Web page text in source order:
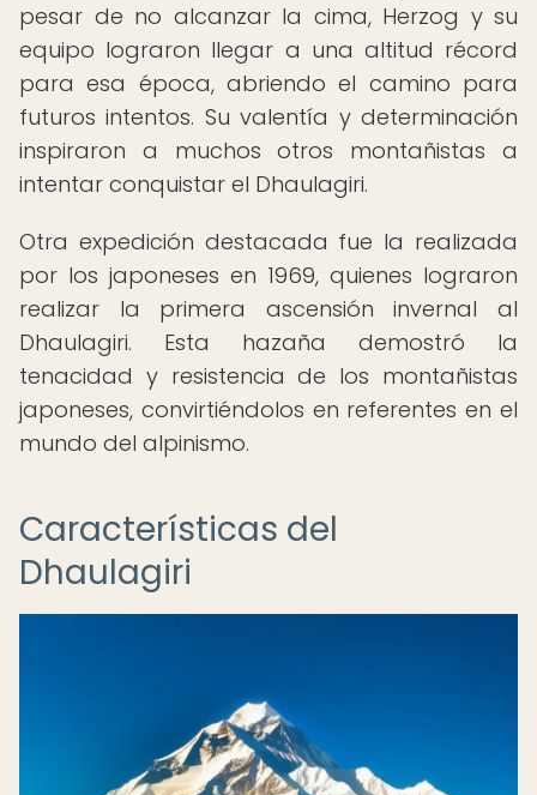
pesar de no alcanzar la cima, Herzog y su
equipo lograron llegar a una altitud récord
para esa época, abriendo el camino para
futuros intentos. Su valentía y determinación
inspiraron a muchos otros montañistas a
intentar conquistar el Dhaulagiri.
Otra expedición destacada fue la realizada
por los japoneses en 1969, quienes lograron
realizar la primera ascensión invernal al
Dhaulagiri. Esta hazaña demostró la
tenacidad y resistencia de los montañistas
japoneses, convirtiéndolos en referentes en el
mundo del alpinismo.
Características del
Dhaulagiri